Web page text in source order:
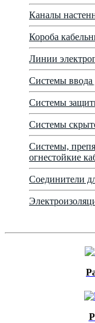
Каналы
Короба
Линии
Системы ввода
Системы
Системы
Системы,
огнестойкие
Соединители